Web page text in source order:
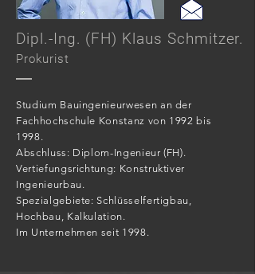
Dipl.-Ing. (FH) Klaus Schmitzer.
Prokurist
Studium Bauingenieurwesen an der
Fachhochschule Konstanz von 1992 bis
1998.
Abschluss: Diplom-Ingenieur (FH).
Vertiefungsrichtung: Konstruktiver
Ingenieurbau.
Spezialgebiete: Schlüsselfertigbau,
Hochbau, Kalkulation.
Im Unternehmen seit 1998.